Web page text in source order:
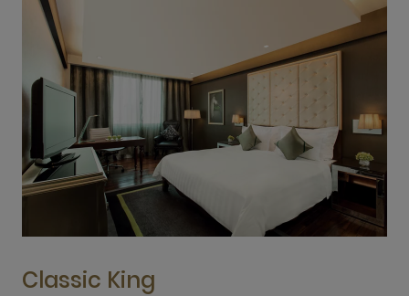
Classic King